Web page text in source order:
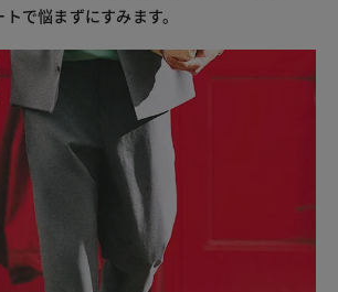
で悩まずにすみます。